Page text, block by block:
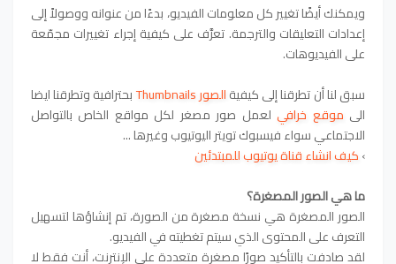
ويمكنك أيضًا تغيير كل معلومات الفيديو، بدءًا من عنوانه ووصولاً إلى
إعدادات التعليقات والترجمة. تعرَّف على كيفية إجراء تغييرات مجمّعة
على الفيديوهات.
سبق لنا أن تطرقنا إلى كيفيةالصور Thumbnails
بحترافية وتطرقنا ايضا
الى موقع خرافي لعمل صور مصغر لكل مواقع الخاص بالتواصل
الاجتماعي سواء فيسبوك تويتر اليوتيوب وغيرها ...
›كيف انشاء قناة يوتيوب للمبتدئين
ما هي الصور المصغرة؟
الصور المصغرة هي نسخة مصغرة من الصورة، تم إنشاؤها لتسهيل
التعرف على المحتوى الذي سيتم تغطيته في الفيديو.
لقد صادفت بالتأكيد صورًا مصغرة متعددة على الإنترنت، أنت فقط لا